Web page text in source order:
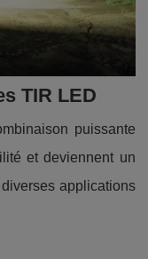
TIR LED
puissante
et deviennent un
applications